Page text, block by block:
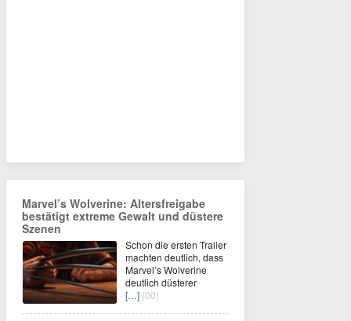
Marvel’s Wolverine: Altersfreigabe
bestätigt extreme Gewalt und düstere
Szenen
Schon die ersten Trailer
machten deutlich, dass
Marvel’s Wolverine
deutlich düsterer
[…] (00)